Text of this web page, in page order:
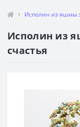
Исполин из яшмы
Исполин из
счастья